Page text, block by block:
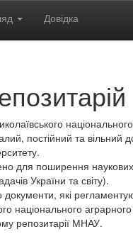
Довідка
постійний та вільний
для поширення наукових
України та світу).
які
національного
репозитарії МНАУ.